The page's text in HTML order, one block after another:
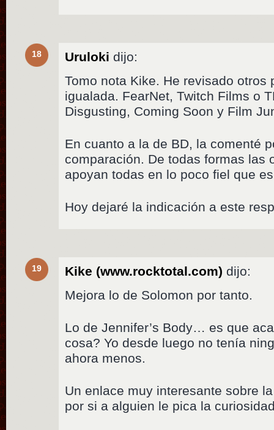
18 Uruloki dijo:
Tomo nota Kike. He revisado otros
igualada. FearNet, Twitch Films o
Disgusting, Coming Soon y Film
En cuanto a la de BD, la comenté
comparación. De todas formas las
apoyan todas en lo poco fiel que
Hoy dejaré la indicación a este
19 Kike (www.rocktotal.com) dijo:
Mejora lo de Solomon por tanto.
Lo de Jennifer’s Body… es que
cosa? Yo desde luego no tenía
ahora menos.
Un enlace muy interesante sobre
por si a alguien le pica la